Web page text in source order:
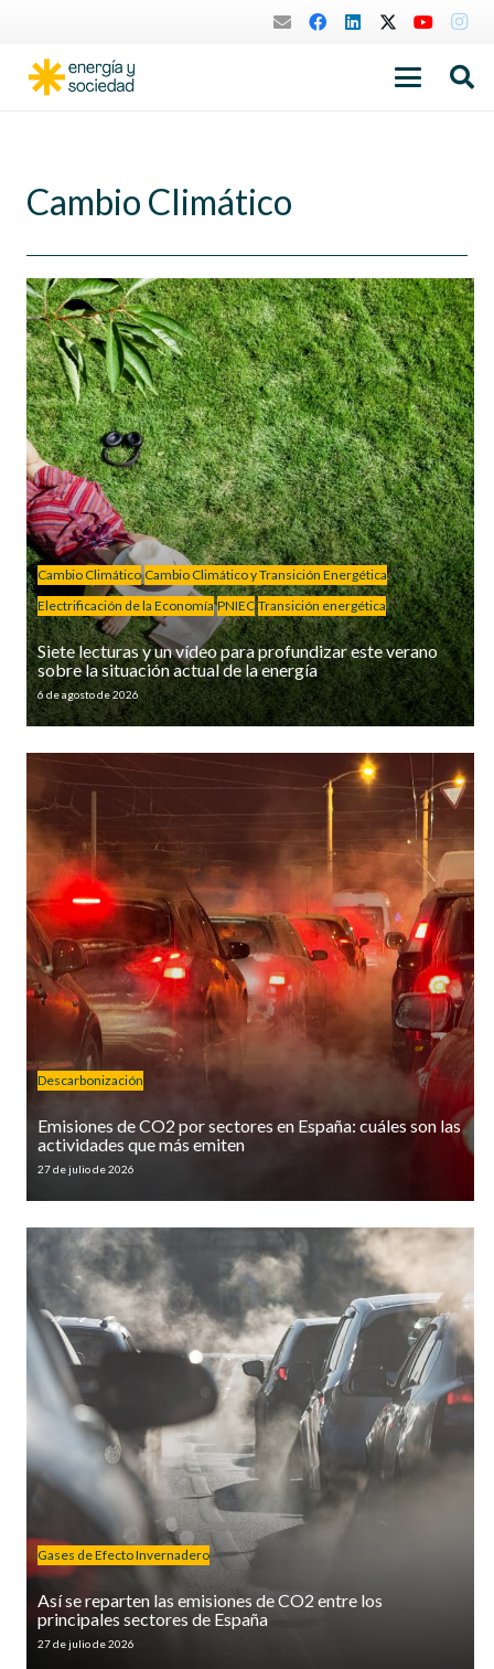
Cambio Climático
Cambio Climático Cambio Climático y Transición Energética
Electrificación de la Economía PNIEC Transición energética
Siete lecturas y un vídeo para profundizar este verano
sobre la situación actual de la energía
6 de agosto de 2026
Descarbonización
Emisiones de CO2 por sectores en España: cuáles son las
actividades que más emiten
27 de julio de 2026
Gases de Efecto Invernadero
Así se reparten las emisiones de CO2 entre los
principales sectores de España
27 de julio de 2026